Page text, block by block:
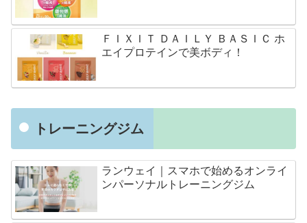
ＦＩＸＩＴ ＤＡＩＬＹ ＢＡＳＩＣ ホ
エイプロテインで美ボディ！
トレーニングジム
ランウェイ｜スマホで始めるオンライ
ンパーソナルトレーニングジム